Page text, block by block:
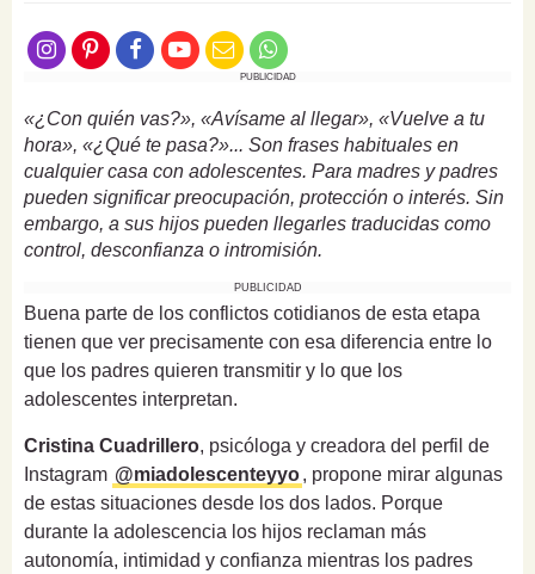
PUBLICIDAD
«¿Con quién vas?», «Avísame al llegar», «Vuelve a tu
hora», «¿Qué te pasa?»... Son frases habituales en
cualquier casa con adolescentes. Para madres y padres
pueden significar preocupación, protección o interés. Sin
embargo, a sus hijos pueden llegarles traducidas como
control, desconfianza o intromisión.
PUBLICIDAD
Buena parte de los conflictos cotidianos de esta etapa
tienen que ver precisamente con esa diferencia entre lo
que los padres quieren transmitir y lo que los
adolescentes interpretan.
Cristina Cuadrillero, psicóloga y creadora del perfil de
Instagram @miadolescenteyyo, propone mirar algunas
de estas situaciones desde los dos lados. Porque
durante la adolescencia los hijos reclaman más
autonomía, intimidad y confianza mientras los padres